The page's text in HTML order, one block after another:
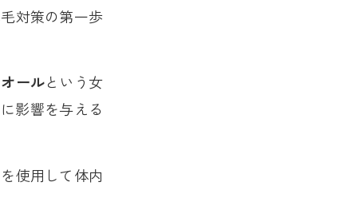
対策の第一歩
ールという女
影響を与える
使用して体内